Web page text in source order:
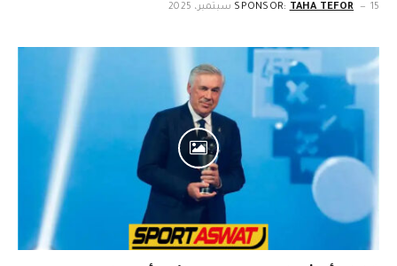
SPONSOR: TAHA TEFOR 15 سبتمبر، 2025